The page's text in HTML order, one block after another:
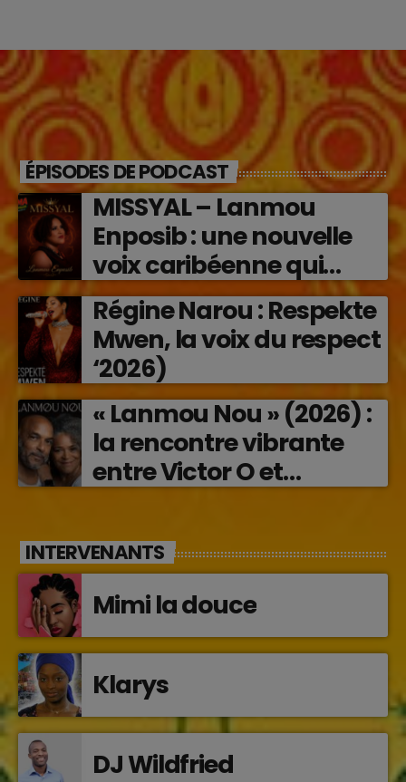
ÉPISODES DE PODCAST
MISSYAL – Lanmou
Enposib : une nouvelle
voix caribéenne qui
transforme les émotions
en musique (2026)
Régine Narou : Respekte
Mwen, la voix du respect
‘2026)
« Lanmou Nou » (2026) :
la rencontre vibrante
entre Victor O et
INTERVENANTS
Mimi la douce
Klarys
DJ Wildfried